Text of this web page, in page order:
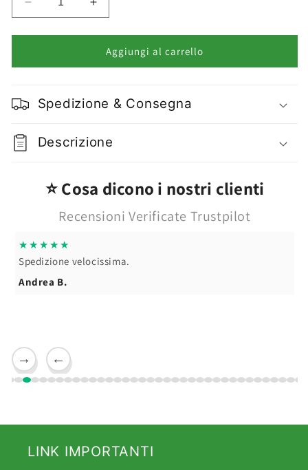
Diminuisci
quantità
per
Studio
e
Aumenta
quantità
per
Magic
Studio
e
in
Aggiungi al carrello
Spedizione & Consegna
Descrizione
⭐ Cosa dicono i nostri clienti
Recensioni Verificate Trustpilot
←
→
★★★★★
Spedizione velocissima.
Andrea B.
LINK IMPORTANTI